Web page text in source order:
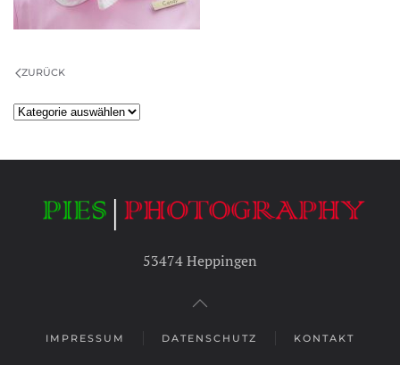
ZURÜCK
Kategorien
53474 Heppingen
IMPRESSUM DATENSCHUTZ KONTAKT